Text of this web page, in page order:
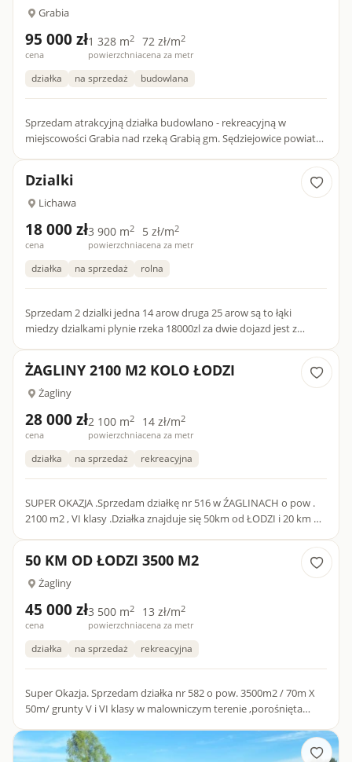
Grabia
95 000 zł
cena
1 328 m2
powierzchnia
72 zł/m2
cena za metr
działka na sprzedaż budowlana
Sprzedam atrakcyjną działka budowlano - rekreacyjną w
miejscowości Grabia nad rzeką Grabią gm. Sędziejowice powiat
Dzialki
Lichawa
18 000 zł
cena
3 900 m2
powierzchnia
5 zł/m2
cena za metr
działka na sprzedaż rolna
Sprzedam 2 dzialki jedna 14 arow druga 25 arow są to łąki
miedzy dzialkami plynie rzeka 18000zl za dwie dojazd jest z
ŻAGLINY 2100 M2 KOLO ŁODZI
Żagliny
28 000 zł
cena
2 100 m2
powierzchnia
14 zł/m2
cena za metr
działka na sprzedaż rekreacyjna
SUPER OKAZJA .Sprzedam działkę nr 516 w ŹAGLINACH o pow .
2100 m2 , VI klasy .Działka znajduje się 50km od ŁODZI i 20 km od
50 KM OD ŁODZI 3500 M2
Żagliny
45 000 zł
cena
3 500 m2
powierzchnia
13 zł/m2
cena za metr
działka na sprzedaż rekreacyjna
Super Okazja. Sprzedam działka nr 582 o pow. 3500m2 / 70m X
50m/ grunty V i VI klasy w malowniczym terenie ,porośnięta